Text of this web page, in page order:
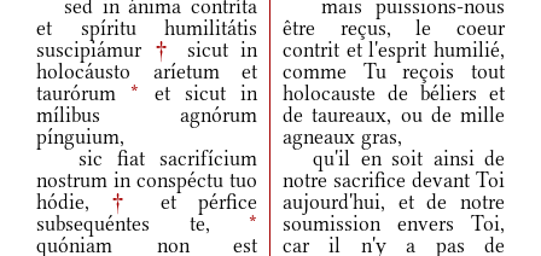
sed in ánima contríta
et spíritu humilitátis
suscipiámur †
sicut in
holocáusto aríetum et
taurórum* et sicut in
mílibus agnórum
pínguium,
mais puissions-nous
être reçus, le coeur
contrit et l'esprit humilié,
comme Tu reçois tout
holocauste de béliers et
de taureaux, ou de mille
agneaux gras,
sic fiat sacrifícium
nostrum in conspéctu tuo
hódie, †
et pérfice
subsequéntes te, *
quóniam non est
qu'il en soit ainsi de
notre sacrifice devant Toi
aujourd'hui, et de notre
soumission envers Toi,
car il n'y a pas de